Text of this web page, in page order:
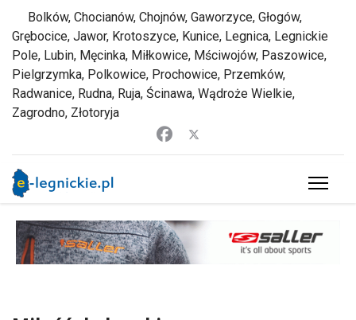
Bolków, Chocianów, Chojnów, Gaworzyce, Głogów,
Grębocice, Jawor, Krotoszyce, Kunice, Legnica, Legnickie
Pole, Lubin, Męcinka, Miłkowice, Mściwojów, Paszowice,
Pielgrzymka, Polkowice, Prochowice, Przemków,
Radwanice, Rudna, Ruja, Ścinawa, Wądroże Wielkie,
Zagrodno, Złotoryja